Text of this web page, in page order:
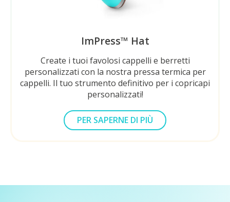
ImPress™ Hat
Create i tuoi favolosi cappelli e berretti
personalizzati con la nostra pressa termica per
cappelli. Il tuo strumento definitivo per i copricapi
personalizzati!
PER SAPERNE DI PIÙ
SUL LOKLIK
IMPRESS™ HAT